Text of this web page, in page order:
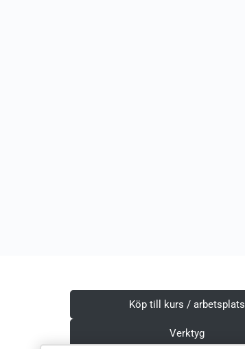
Köp till kurs / arbetsplats
Verktyg